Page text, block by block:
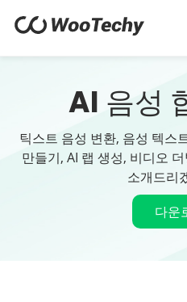
AI 음성
틱스트 음성 변환, 음성 텍스
만들기, AI 랩 생성, 비디오
소개드리
다운